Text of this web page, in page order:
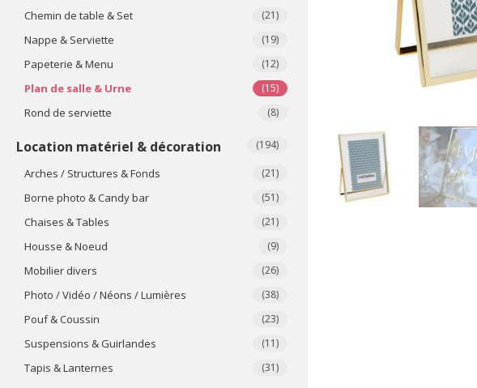
Chemin de table & Set (21)
Nappe & Serviette (19)
Papeterie & Menu (12)
Plan de salle & Urne (15)
Rond de serviette (8)
Location matériel & décoration (194)
Arches / Structures & Fonds (21)
Borne photo & Candy bar (51)
Chaises & Tables (21)
Housse & Noeud (9)
Mobilier divers (26)
Photo / Vidéo / Néons / Lumières (38)
Pouf & Coussin (23)
Suspensions & Guirlandes (11)
Tapis & Lanternes (31)